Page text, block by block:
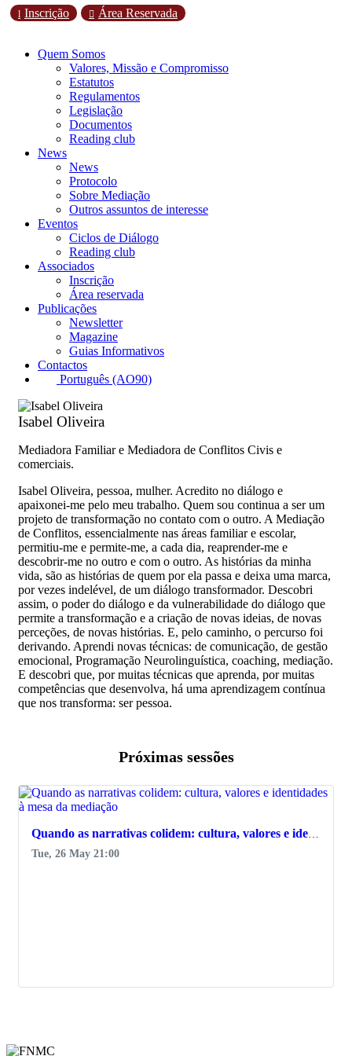
l Inscrição  Área Reservada
Quem Somos
Valores, Missão e Compromisso
Estatutos
Regulamentos
Legislação
Documentos
Reading club
News
News
Protocolo
Sobre Mediação
Outros assuntos de interesse
Eventos
Ciclos de Diálogo
Reading club
Associados
Inscrição
Área reservada
Publicações
Newsletter
Magazine
Guias Informativos
Contactos
Português (AO90)
Isabel Oliveira
Mediadora Familiar e Mediadora de Conflitos Civis e
comerciais.
Isabel Oliveira, pessoa, mulher. Acredito no diálogo e
apaixonei-me pelo meu trabalho. Quem sou continua a ser um
projeto de transformação no contato com o outro. A Mediação
de Conflitos, essencialmente nas áreas familiar e escolar,
permitiu-me e permite-me, a cada dia, reaprender-me e
descobrir-me no outro e com o outro. As histórias da minha
vida, são as histórias de quem por ela passa e deixa uma marca,
por vezes indelével, de um diálogo transformador. Descobri
assim, o poder do diálogo e da vulnerabilidade do diálogo que
permite a transformação e a criação de novas ideias, de novas
perceções, de novas histórias. E, pelo caminho, o percurso foi
derivando. Aprendi novas técnicas: de comunicação, de gestão
emocional, Programação Neurolinguística, coaching, mediação.
E descobri que, por muitas técnicas que aprenda, por muitas
competências que desenvolva, há uma aprendizagem contínua
que nos transforma: ser pessoa.
Próximas sessões
Tue, 26 May 21:00